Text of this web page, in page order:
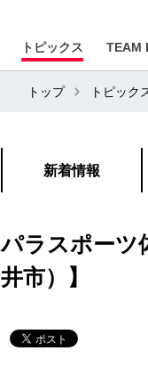
トピックス TEAM
トップ トピック
新着情報
パラスポーツ
井市）】